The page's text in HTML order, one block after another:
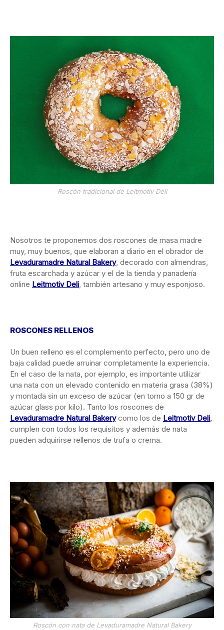
Roscón tradicional de Leitmotiv Deli
Nosotros te proponemos dos roscones de masa madre
muy, muy buenos, que elaboran a diario en el obrador de
Levaduramadre Natural Bakery, decorado con almendras,
fruta escarchada y azúcar y el de la tienda y panadería
online Leitmotiv Deli, también artesano y muy esponjoso.
ROSCONES RELLENOS
Un buen relleno es el complemento perfecto, pero uno de
baja calidad puede arruinar completamente la experiencia.
En el caso de la nata, por ejemplo, es importante utilizar
una nata con un elevado contenido en materia grasa (38%)
y montada sin un exceso de azúcar (en torno a 150 gr de
azúcar glass por kilo). Tanto los roscones de
Levaduramadre Natural Bakery como los de Leitmotiv Deli,
cumplen con todos los requisitos y además de nata
pueden adquirirse rellenos de trufa o crema.
Roscón con nata de Levaduramadre Natural Bakery